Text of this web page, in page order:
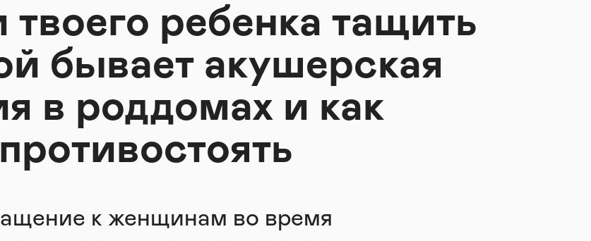
ребенка тащить
бывает акушерская
в роддомах и как
к женщинам во время